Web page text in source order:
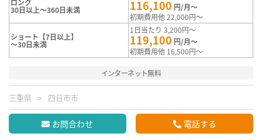
ロング
30日以上～360日未満 116,100 円/月～
初期費用他 22,000円～
ショート【7日以上】
～30日未満
1日当たり 3,200円～
119,100 円/月～
初期費用他 16,500円～
インターネット無料
三重県 四日市市
お問合わせ 電話する